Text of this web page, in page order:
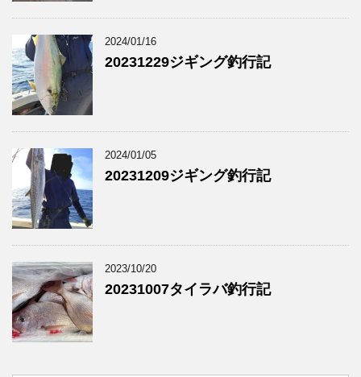
2024/01/16
20231229ジギング釣行記
2024/01/05
20231209ジギング釣行記
2023/10/20
20231007タイラバ釣行記